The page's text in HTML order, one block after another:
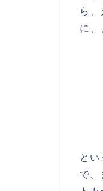
ら、
に、
とい
で、